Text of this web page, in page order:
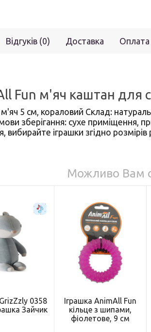
Відгуків (0) Доставка Оплата
Fun м'яч каштан для
5 см, кораловий Склад:
зберігання: сухе приміщення,
вибирайте іграшки згідно
Можливо Вам
0358
Зайчик
Іграшка AnimAll Fun
кільце з шипами,
фіолетове, 9 см